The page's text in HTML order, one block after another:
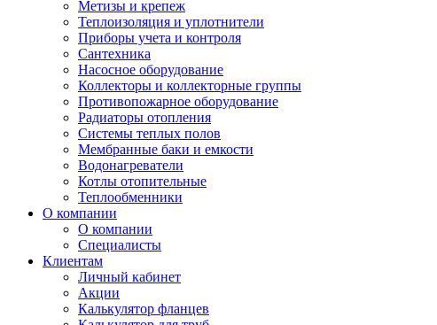
Метизы и крепеж
Теплоизоляция и уплотнители
Приборы учета и контроля
Сантехника
Насосное оборудование
Коллекторы и коллекторные группы
Противопожарное оборудование
Радиаторы отопления
Системы теплых полов
Мембранные баки и емкости
Водонагреватели
Котлы отопительные
Теплообменники
О компании
О компании
Специалисты
Клиентам
Личный кабинет
Акции
Калькулятор фланцев